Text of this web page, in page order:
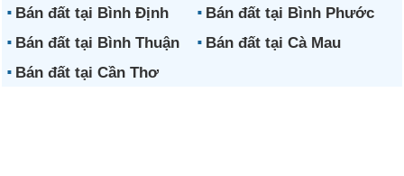
Bán đất tại Bình Định
Bán đất tại Bình Phước
Bán đất tại Bình Thuận
Bán đất tại Cà Mau
Bán đất tại Cần Thơ